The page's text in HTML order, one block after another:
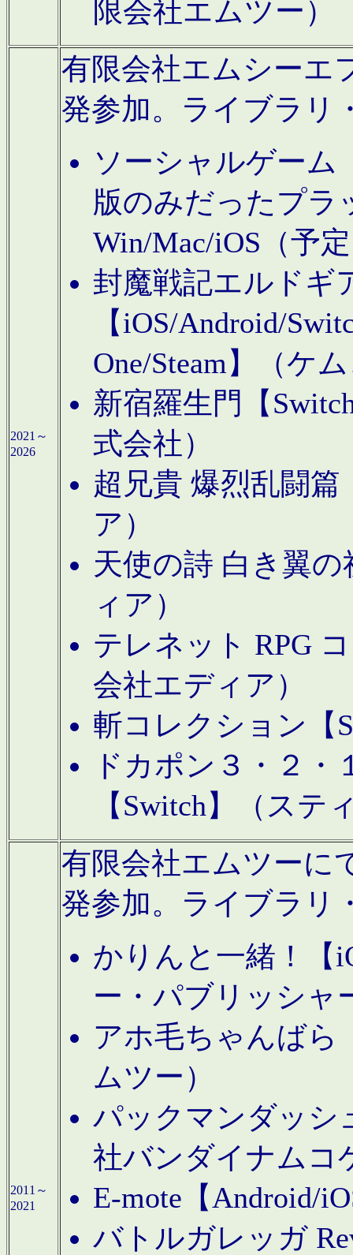
限会社エムツー）
2021～
2026
有限会社エムシーエ
発参加。ライブラリ
ソーシャルゲーム
版のみだったプラ
Win/Mac/iOS（予
封魔戦記エルドギ
【iOS/Android/
One/Steam】（ケ
新宿羅生門【
式会社）
超兄貴 爆烈乱闘篇
ア）
天使の詩 白き翼
ィア）
テレネット RPG
会社エディア）
斬コレクション【
ドカポン３・２
【Switch】（ステ
2011～
2021
有限会社エムツーに
発参加。ライブラリ
かりんと一緒！【
ー・パブリッシャ
アホ毛ちゃんばら
ムツー）
パックマンダッシ
社バンダイナムコ
E-mote【Android/
バトルガレッガ